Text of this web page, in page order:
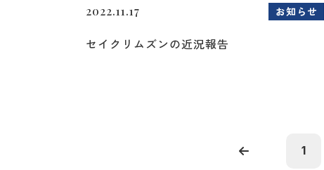
2022.11.17 お知らせ
セイクリムズンの近況報告
1